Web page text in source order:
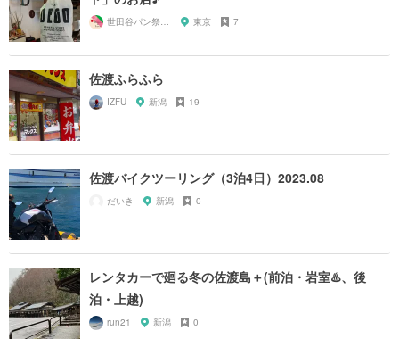
東京 7
佐渡ふらふら
IZFU 新潟 19
佐渡バイクツーリング（3泊4日）2023.08
だいき 新潟 0
レンタカーで廻る冬の佐渡島＋(前泊・岩室♨️、後
泊・上越)
run21 新潟 0